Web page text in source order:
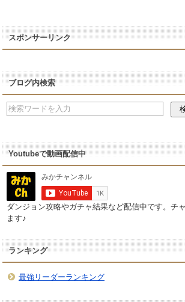
スポンサーリンク
ブログ内検索
Youtubeで動画配信中
ダンジョン攻略やガチャ結果など配信中です。チ
ます♪
ランキング
最強リーダーランキング